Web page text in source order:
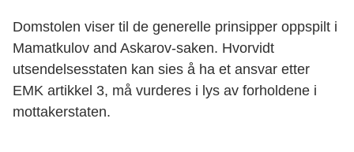
Domstolen viser til de generelle prinsipper oppspilt i
Mamatkulov and Askarov-saken. Hvorvidt
utsendelsesstaten kan sies å ha et ansvar etter
EMK artikkel 3, må vurderes i lys av forholdene i
mottakerstaten.